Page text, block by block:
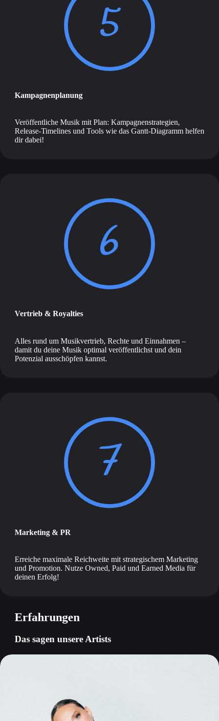
5
Kampagnenplanung
Veröffentliche Musik mit Plan: Kampagnenstrategien,
Release-Timelines und Tools wie das Gantt-Diagramm helfen
dir dabei!
6
Vertrieb & Royalties
Alles rund um Musikvertrieb, Rechte und Einnahmen –
damit du deine Musik optimal veröffentlichst und dein
Potenzial ausschöpfen kannst.
7
Marketing & PR
Erreiche maximale Reichweite mit strategischem Marketing
und Promotion. Nutze Owned, Paid und Earned Media für
deinen Erfolg!
Erfahrungen
Das sagen unsere Artists